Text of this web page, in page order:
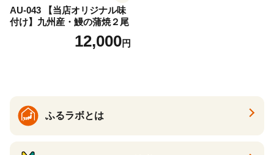
AU-043 【当店オリジナル味
付け】九州産・鰻の蒲焼２尾
12,000円
ふるラボとは